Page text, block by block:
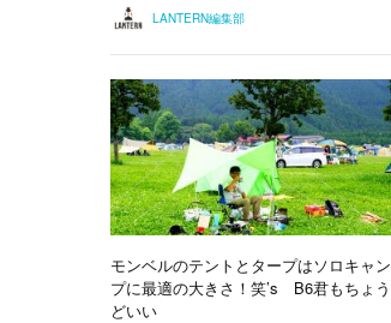
LANTERN編集部
モンベルのテントとタープはソロキャン
プに最適の大きさ！笑’s B6君もちょう
どいい